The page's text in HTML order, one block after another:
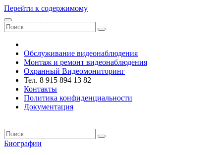
Перейти к содержимому
Обслуживание видеонаблюдения
Монтаж и ремонт видеонаблюдения
Охранный Видеомониторинг
Тел. 8 915 894 13 82
Контакты
Политика конфиденциальности
Документация
Биографии